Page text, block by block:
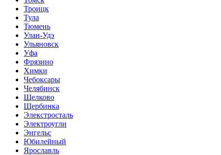
Троицк
Тула
Тюмень
Улан-Удэ
Ульяновск
Уфа
Фрязино
Химки
Чебоксары
Челябинск
Щелково
Щербинка
Элекстросталь
Электроугли
Энгельс
Юбилейный
Ярославль